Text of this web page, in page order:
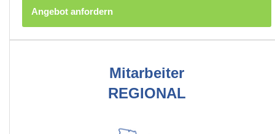
Angebot anfordern
Mitarbeiter
REGIONAL